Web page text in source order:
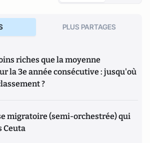
PLUS PARTAGES
riches que la moyenne
la 3e année consécutive : jusqu'où
?
migratoire (semi-orchestrée) qui
Ceuta